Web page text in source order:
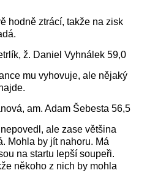
hodně ztrácí, takže na zisk
ž. Daniel Vyhnálek 59,0
mu vyhovuje, ale nějaký
am. Adam Šebesta 56,5
ale zase většina
Mohla by jít nahoru. Má
na startu lepší soupeři.
někoho z nich by mohla